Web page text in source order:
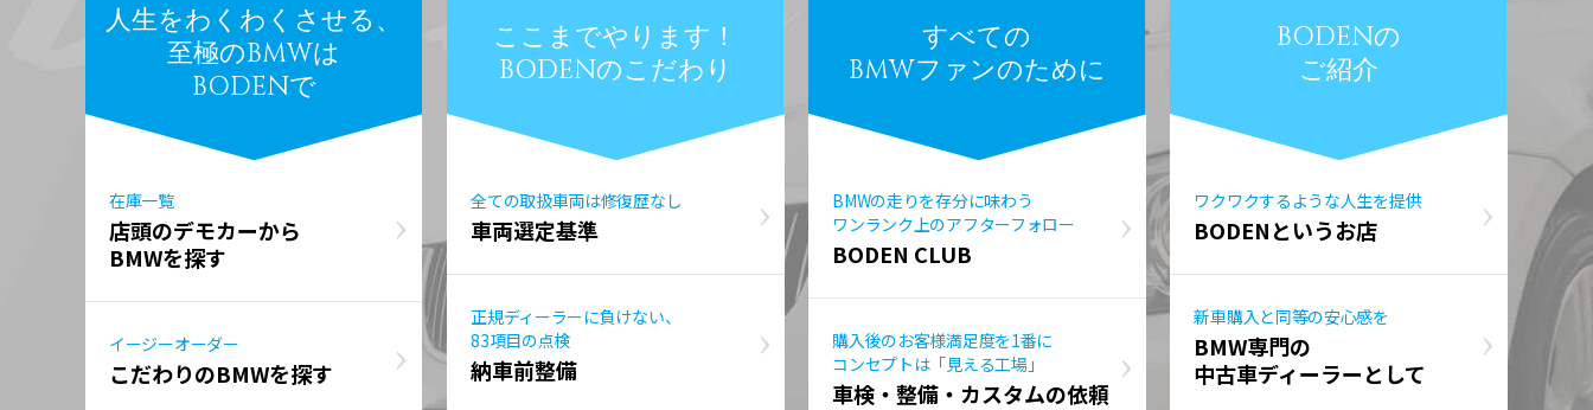
人生をわくわくさせる、
至極のBMWは
BODENで
在庫一覧
店頭のデモカーから
BMWを探す
イージーオーダー
こだわりのBMWを探す
ここまでやります！
BODENのこだわり
全ての取扱車両は修復歴なし
車両選定基準
正規ディーラーに負けない、
83項目の点検
納車前整備
すべての
BMWファンのために
BMWの走りを存分に味わう
ワンランク上のアフターフォロー
BODEN CLUB
購入後のお客様満足度を1番に
コンセプトは「見える工場」
車検・整備・カスタムの依頼
BODENの
ご紹介
ワクワクするような人生を提供
BODENというお店
新車購入と同等の安心感を
BMW専門の
中古車ディーラーとして